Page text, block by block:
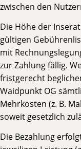
zwischen den
Die Höhe der
gültigen
mit
zur Zahlung fällig.
fristgerecht
Waidpunkt OG
Mehrkosten (z. B.
soweit gesetzlich
Die Bezahlung